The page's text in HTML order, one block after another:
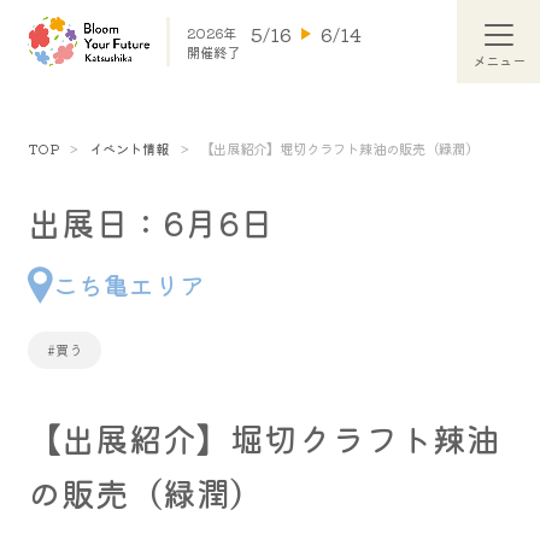
2026年 5/16 6/14
開催終了
TOP イベント情報 【出展紹介】堀切クラフト辣油の販売（緑潤）
出展日：6月6日
こち亀エリア
#買う
【出展紹介】堀切クラフト辣油
の販売（緑潤）